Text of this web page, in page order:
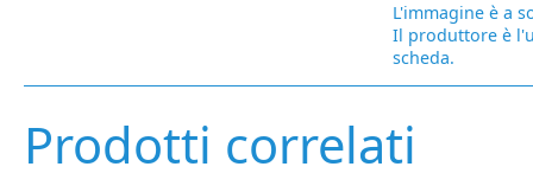
L'immagine è a
Il produttore è
scheda.
Prodotti correlati